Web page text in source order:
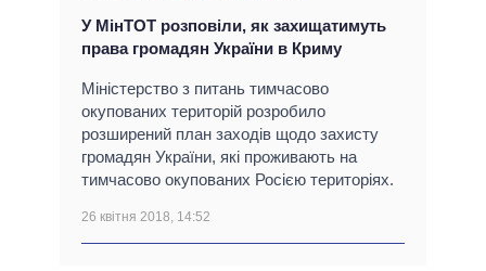
У МінТОТ розповіли, як захищатимуть
права громадян України в Криму
Міністерство з питань тимчасово
окупованих територій розробило
розширений план заходів щодо захисту
громадян України, які проживають на
тимчасово окупованих Росією територіях.
26 квітня 2018, 14:52